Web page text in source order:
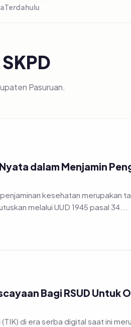
Terdahulu
Pasuruan.
dalam Menjamin
kesehatan merupakan
melalui UUD 1945 pasal 34...
Bagi RSUD Untuk
di era serba digital saat ini